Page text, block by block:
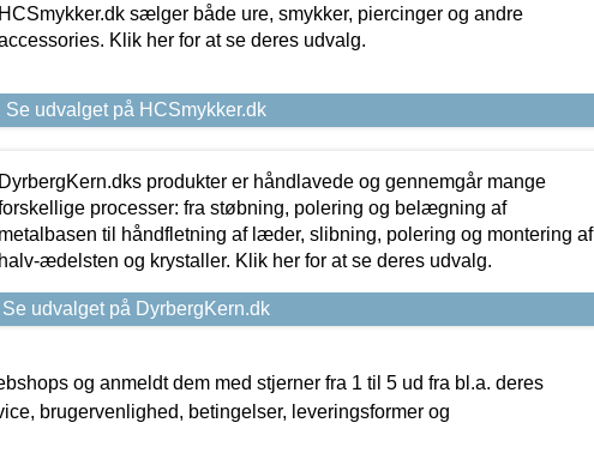
HCSmykker.dk sælger både ure, smykker, piercinger og andre
Klik her for at se deres udvalg.
Se udvalget på HCSmykker.dk
DyrbergKern.dks produkter er håndlavede og gennemgår mange
processer: fra støbning, polering og belægning af
metalbasen til håndfletning af læder, slibning, polering og montering af
halv-ædelsten og krystaller. Klik her for at se deres udvalg.
Se udvalget på DyrbergKern.dk
og anmeldt dem med stjerner fra 1 til 5 ud fra bl.a. deres
brugervenlighed, betingelser, leveringsformer og